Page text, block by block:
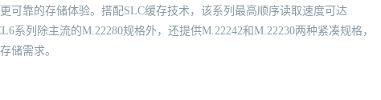
可靠的存储体验。搭配SLC缓存技术，该系列最高顺序读取速度可达
系列除主流的M.22280规格外，还提供M.22242和M.22230两种紧凑规格，
储需求。